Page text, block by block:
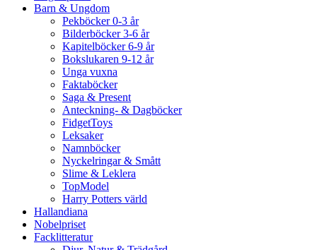
Barn & Ungdom
Pekböcker 0-3 år
Bilderböcker 3-6 år
Kapitelböcker 6-9 år
Bokslukaren 9-12 år
Unga vuxna
Faktaböcker
Saga & Present
Anteckning- & Dagböcker
FidgetToys
Leksaker
Namnböcker
Nyckelringar & Smått
Slime & Leklera
TopModel
Harry Potters värld
Hallandiana
Nobelpriset
Facklitteratur